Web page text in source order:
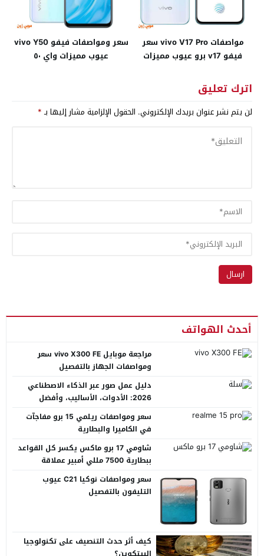
مواصفات vivo V17 Pro سعر
فيفو v17 برو عيوب مميزات
سعر ومواصفات فيفو vivo Y50
عيوب مميزات واي ٥٠
اترك تعليق
لن يتم نشر عنوان بريدك الإلكتروني. الحقول الإلزامية مشار إليها بـ*
أحدث الهواتف
مراجعة موبايل vivo X300 FE سعر
ومواصفات الجهاز بالتفصيل
دليل عمل صور عبر الذكاء الاصطناعي
2026: الأدوات، الأساليب، وأفضل
سعر ومواصفات ريلمي 15 برو مفاجآت
في الكاميرا والبطارية
شاومي 17 برو ماكس يكسر كل القواعد
ببطارية 7500 مللي أمبير عملاقة
سعر ومواصفات نوكيا C21 عيوب
التليفون بالتفصيل
كيف أثر حدث التنصيف على تكنولوجيا